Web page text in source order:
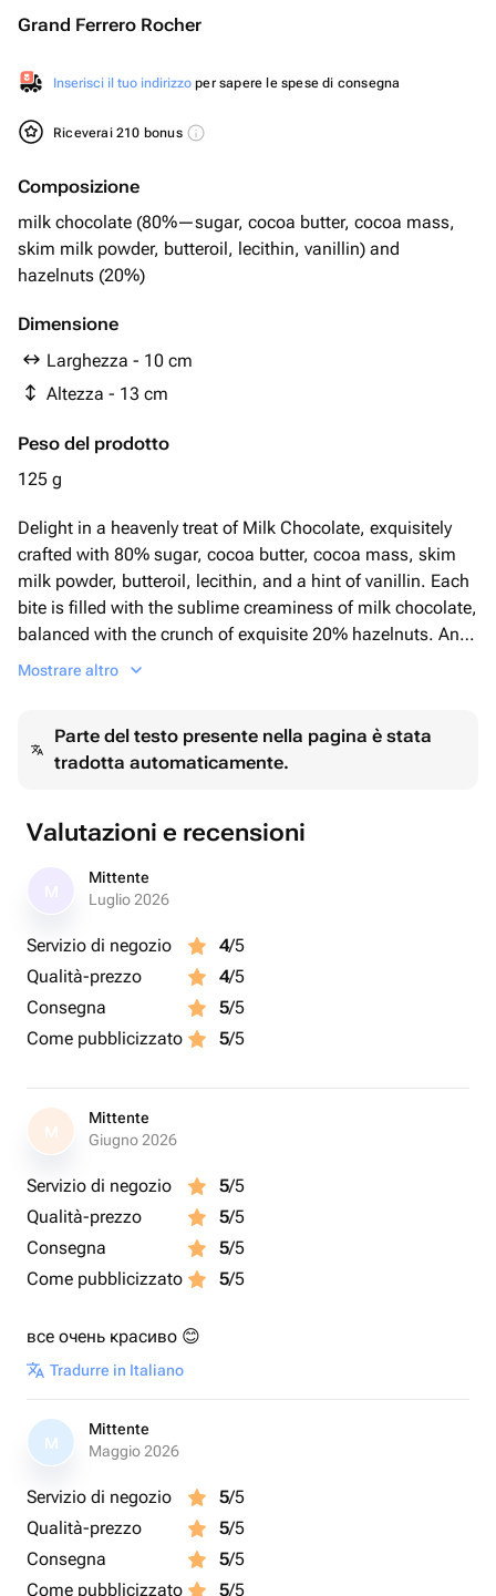
Grand Ferrero Rocher
Inserisci il tuo indirizzo per sapere le spese di consegna
Riceverai 210 bonus
Composizione
milk chocolate (80%—sugar, cocoa butter, cocoa mass,
skim milk powder, butteroil, lecithin, vanillin) and
hazelnuts (20%)
Dimensione
Larghezza - 10 cm
Altezza - 13 cm
Peso del prodotto
125 g
Delight in a heavenly treat of Milk Chocolate, exquisitely
crafted with 80% sugar, cocoa butter, cocoa mass, skim
milk powder, butteroil, lecithin, and a hint of vanillin. Each
bite is filled with the sublime creaminess of milk chocolate,
balanced with the crunch of exquisite 20% hazelnuts. An
irresistible confectionery masterpiece that promises to
Mostrare altro
Parte del testo presente nella pagina è stata
tradotta automaticamente.
Valutazioni e recensioni
Mittente
Luglio 2026
Servizio di negozio 4/5
Qualità-prezzo
4/5
Consegna
5/5
Come pubblicizzato
5/5
M
Mittente
Giugno 2026
Servizio di negozio 5/5
Qualità-prezzo
5/5
Consegna
5/5
Come pubblicizzato
5/5
все очень красиво 😊
Tradurre in Italiano
M
Mittente
Maggio 2026
Servizio di negozio 5/5
Qualità-prezzo
5/5
Consegna
5/5
Come pubblicizzato
5/5